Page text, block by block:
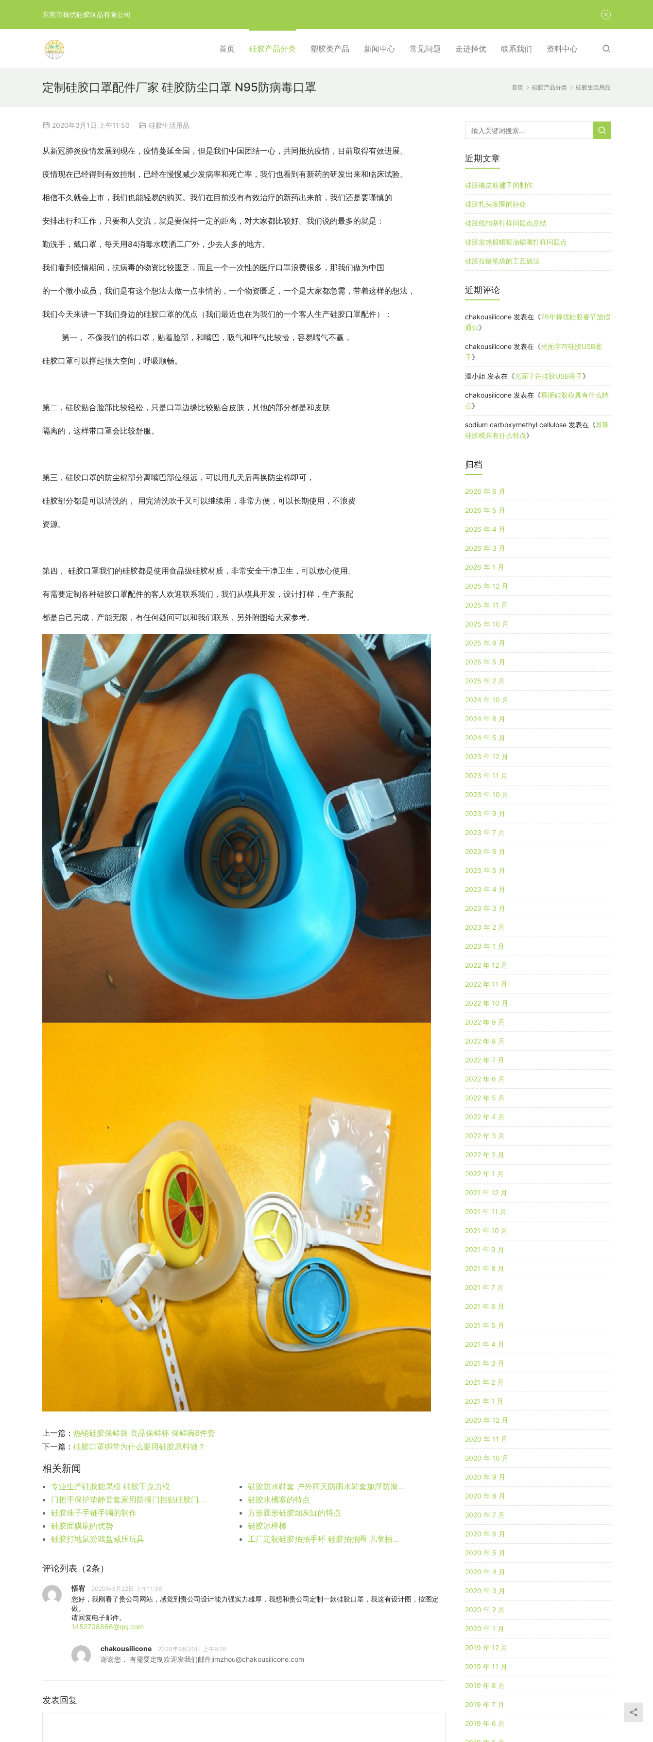
首页 硅胶产品分类 塑胶类产品 新闻中心 常见问题 走进择优 联系我们 资料中心
首页 硅胶产品分类 硅胶生活用品
定制硅胶口罩配件厂家 硅胶防尘口罩 N95防病毒口罩
2020年3月1日 上午11:50 硅胶生活用品
从新冠肺炎疫情发展到现在，疫情蔓延全国，但是我们中国团结一心，共同抵抗疫情，目前取得有效进展。
疫情现在已经得到有效控制，已经在慢慢减少发病率和死亡率，我们也看到有新药的研发出来和临床试验。
相信不久就会上市，我们也能轻易的购买。我们在目前没有有效治疗的新药出来前，我们还是要谨慎的
安排出行和工作，只要和人交流，就是要保持一定的距离，对大家都比较好。我们说的最多的就是：
勤洗手，戴口罩，每天用84消毒水喷洒工厂外，少去人多的地方。
我们看到疫情期间，抗病毒的物资比较匮乏，而且一个一次性的医疗口罩浪费很多，那我们做为中国
的一个微小成员，我们是有这个想法去做一点事情的，一个物资匮乏，一个是大家都急需，带着这样的想法，
我们今天来讲一下我们身边的硅胶口罩的优点（我们最近也在为我们的一个客人生产硅胶口罩配件）：
第一， 不像我们的棉口罩，贴着脸部，和嘴巴，吸气和呼气比较慢，容易喘气不赢，
硅胶口罩可以撑起很大空间，呼吸顺畅。
第二，硅胶贴合脸部比较轻松，只是口罩边缘比较贴合皮肤，其他的部分都是和皮肤
隔离的，这样带口罩会比较舒服。
第三，硅胶口罩的防尘棉部分离嘴巴部位很远，可以用几天后再换防尘棉即可，
硅胶部分都是可以清洗的， 用完清洗吹干又可以继续用，非常方便，可以长期使用，不浪费
资源。
第四， 硅胶口罩我们的硅胶都是使用食品级硅胶材质，非常安全干净卫生，可以放心使用。
有需要定制各种硅胶口罩配件的客人欢迎联系我们，我们从模具开发，设计打样，生产装配
都是自己完成，产能无限，有任何疑问可以和我们联系，另外附图给大家参考。
上一篇： 热销硅胶保鲜袋 食品保鲜杯 保鲜碗8件套
下一篇： 硅胶口罩绑带为什么要用硅胶原料做？
相关新闻
专业生产硅胶糖果模 硅胶千克力模
硅胶防水鞋套 户外雨天防雨水鞋套加厚防滑鞋套 成人儿童硅胶鞋套
门把手保护垫静音套家用防撞门挡贴硅胶门阻防碰撞神器门吸免打孔
硅胶水槽塞的特点
硅胶珠子手链手镯的制作
方形圆形硅胶烟灰缸的特点
硅胶面膜刷的优势
硅胶冰棒模
硅胶打地鼠游戏盘减压玩具
工厂定制硅胶拍拍手环 硅胶拍拍圈 儿童拍拍弹片表带 手腕带
评论列表（2条）
悟宥 2020年3月22日 上午11:36
您好，我刚看了贵公司网站，感觉到贵公司设计能力强实力雄厚，我想和贵公司定制一款硅胶口罩，我这有设计图，按图定
做。
请回复电子邮件。
1452708666@qq.com
chakousilicone 2020年9月30日 上午9:26
谢谢您， 有需要定制欢迎发我们邮件jimzhou@chakousilicone.com
发表回复
近期文章
硅胶橡皮筋毽子的制作
硅胶扎头发圈的好处
硅胶线扣塞打样问题点总结
硅胶发热服帽喷油镭雕打样问题点
硅胶拉链笔袋的工艺做法
近期评论
chakousilicone 发表在《26年择优硅胶春节放假
通知》
chakousilicone 发表在《光面字符硅胶USB塞
子》
温小姐 发表在《光面字符硅胶USB塞子》
chakousilicone 发表在《慕斯硅胶模具有什么特
点》
sodium carboxymethyl cellulose 发表在《慕斯
硅胶模具有什么特点》
归档
2026 年 6 月
2026 年 5 月
2026 年 4 月
2026 年 3 月
2026 年 1 月
2025 年 12 月
2025 年 11 月
2025 年 10 月
2025 年 9 月
2025 年 5 月
2025 年 2 月
2024 年 10 月
2024 年 8 月
2024 年 5 月
2023 年 12 月
2023 年 11 月
2023 年 10 月
2023 年 9 月
2023 年 7 月
2023 年 6 月
2023 年 5 月
2023 年 4 月
2023 年 3 月
2023 年 2 月
2023 年 1 月
2022 年 12 月
2022 年 11 月
2022 年 10 月
2022 年 9 月
2022 年 8 月
2022 年 7 月
2022 年 6 月
2022 年 5 月
2022 年 4 月
2022 年 3 月
2022 年 2 月
2022 年 1 月
2021 年 12 月
2021 年 11 月
2021 年 10 月
2021 年 9 月
2021 年 8 月
2021 年 7 月
2021 年 6 月
2021 年 5 月
2021 年 4 月
2021 年 3 月
2021 年 2 月
2021 年 1 月
2020 年 12 月
2020 年 11 月
2020 年 10 月
2020 年 9 月
2020 年 8 月
2020 年 7 月
2020 年 6 月
2020 年 5 月
2020 年 4 月
2020 年 3 月
2020 年 2 月
2020 年 1 月
2019 年 12 月
2019 年 11 月
2019 年 8 月
2019 年 7 月
2019 年 6 月
东莞市择优硅胶制品有限公司